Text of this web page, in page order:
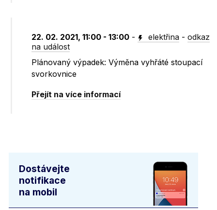
22. 02. 2021, 11:00 - 13:00 - elektřina -odkaz
na událost
Plánovaný výpadek: Výměna vyhřáté stoupací
svorkovnice
Přejít na více informací
Dostávejte
notifikace
na mobil